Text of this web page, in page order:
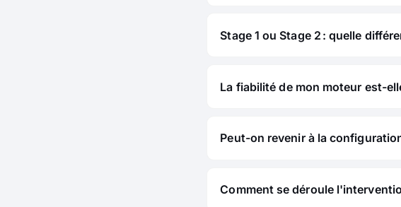
Stage 1 ou Stage 2 : quelle
La fiabilité de mon moteur est-
Peut-on revenir à la
Comment se déroule